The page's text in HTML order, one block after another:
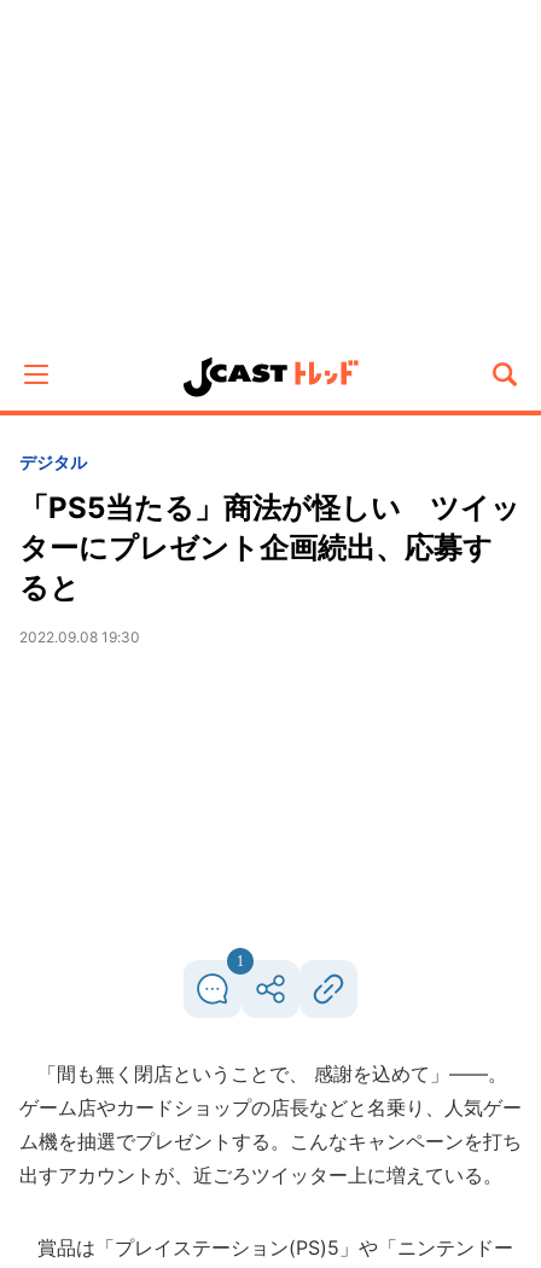
デジタル
「PS5当たる」商法が怪しい ツイッ
ターにプレゼント企画続出、応募す
ると
2022.09.08 19:30
1
「間も無く閉店ということで、 感謝を込めて」――。
ゲーム店やカードショップの店長などと名乗り、人気ゲー
ム機を抽選でプレゼントする。こんなキャンペーンを打ち
出すアカウントが、近ごろツイッター上に増えている。
賞品は「プレイステーション(PS)5」や「ニンテンドー